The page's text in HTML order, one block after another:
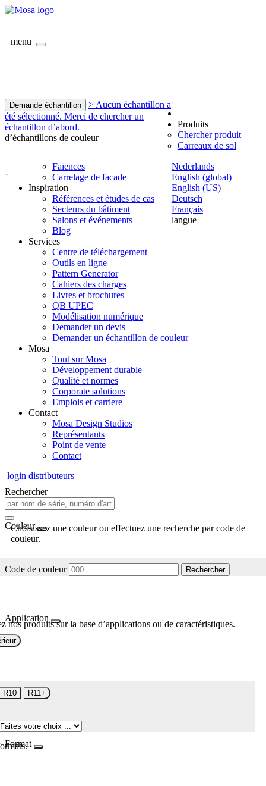
menu
Demande échantillon
> Aucun échantillon a
été sélectionné. Merci de chercher un
échantillon d’abord.
d’échantillons de couleur
-
Nederlands
English (global)
English (US)
Deutsch
Français
langue
Produits
Chercher produit
Carreaux de sol
Faïences
Carrelage de facade
Inspiration
Références et études de cas
Secteurs du bâtiment
Salons et événements
Blog
Services
Centre de téléchargement
Outils en ligne
Pattern Generator
Cahiers des charges
Livres et brochures
QB UPEC
Modélisation numérique
Demander un devis
Demander un échantillon de couleur
Mosa
Tout sur Mosa
Développement durable
Qualité et normes
Corporate solutions
Emplois et carriere
Contact
Mosa Design Studios
Représentants
Point de vente
Contact
login distributeurs
Rechercher
Couleur
Choisissez une couleur ou effectuez une recherche par code de
couleur.
Code de couleur Rechercher
Application
nos produits sur la base d’applications ou de caractéristiques.
R10 R11+
Format